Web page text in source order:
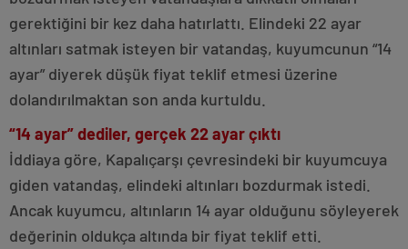
gerektiğini bir kez daha hatırlattı. Elindeki 22 ayar
altınları satmak isteyen bir vatandaş, kuyumcunun “14
ayar” diyerek düşük fiyat teklif etmesi üzerine
dolandırılmaktan son anda kurtuldu.
“14 ayar” dediler, gerçek 22 ayar çıktı
İddiaya göre, Kapalıçarşı çevresindeki bir kuyumcuya
giden vatandaş, elindeki altınları bozdurmak istedi.
Ancak kuyumcu, altınların 14 ayar olduğunu söyleyerek
değerinin oldukça altında bir fiyat teklif etti.